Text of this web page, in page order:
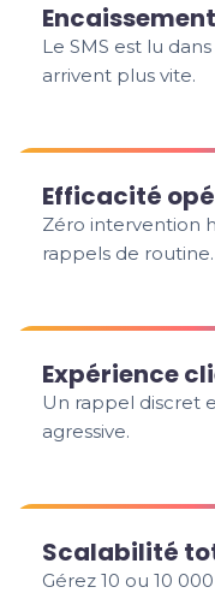
Le SMS est lu
arrivent plus vite.
Efficacité
Zéro intervention
rappels de routine.
Expérience
Un rappel discret
agressive.
Scalabilité
Gérez 10 ou 10